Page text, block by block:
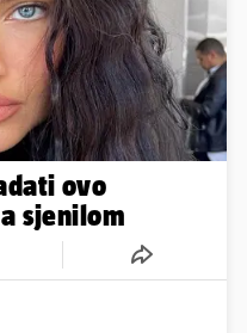
ovo
sjenilom